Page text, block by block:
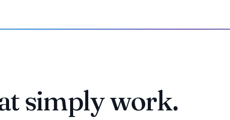
simply work.